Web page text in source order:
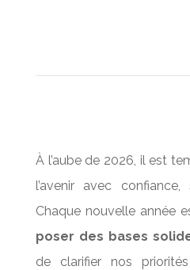
À l’aube de 2026, il est
l’avenir avec
Chaque nouvelle année
poser des bases
de clarifier nos